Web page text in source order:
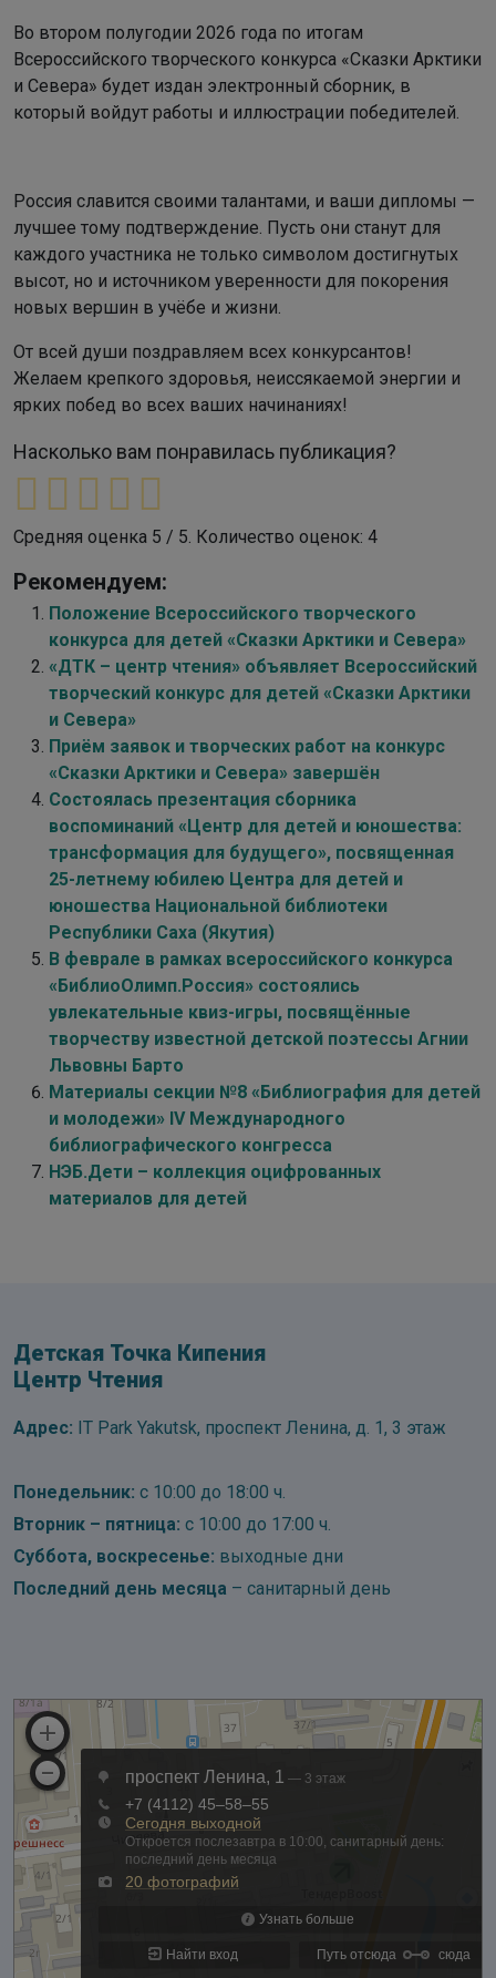
Во втором полугодии 2026 года по итогам
Всероссийского творческого конкурса «Сказки Арктики
и Севера» будет издан электронный сборник, в
который войдут работы и иллюстрации победителей.
Россия славится своими талантами, и ваши дипломы —
лучшее тому подтверждение. Пусть они станут для
каждого участника не только символом достигнутых
высот, но и источником уверенности для покорения
новых вершин в учёбе и жизни.
От всей души поздравляем всех конкурсантов!
Желаем крепкого здоровья, неиссякаемой энергии и
ярких побед во всех ваших начинаниях!
Насколько вам понравилась публикация?
Средняя оценка 5 / 5. Количество оценок: 4
Рекомендуем:
Положение Всероссийского творческого
конкурса для детей «Сказки Арктики и Севера»
«ДТК – центр чтения» объявляет Всероссийский
творческий конкурс для детей «Сказки Арктики
и Севера»
Приём заявок и творческих работ на конкурс
«Сказки Арктики и Севера» завершён
Состоялась презентация сборника
воспоминаний «Центр для детей и юношества:
трансформация для будущего», посвященная
25-летнему юбилею Центра для детей и
юношества Национальной библиотеки
Республики Саха (Якутия)
В феврале в рамках всероссийского конкурса
«БиблиоОлимп.Россия» состоялись
увлекательные квиз-игры, посвящённые
творчеству известной детской поэтессы Агнии
Львовны Барто
Материалы секции №8 «Библиография для детей
и молодежи» IV Международного
библиографического конгресса
НЭБ.Дети – коллекция оцифрованных
материалов для детей
Детская Точка Кипения
Центр Чтения
Адрес: IT Park Yakutsk, проспект Ленина, д. 1, 3 этаж
Понедельник: с 10:00 до 18:00 ч.
Вторник – пятница: с 10:00 до 17:00 ч.
Суббота, воскресенье: выходные дни
Последний день месяца – санитарный день